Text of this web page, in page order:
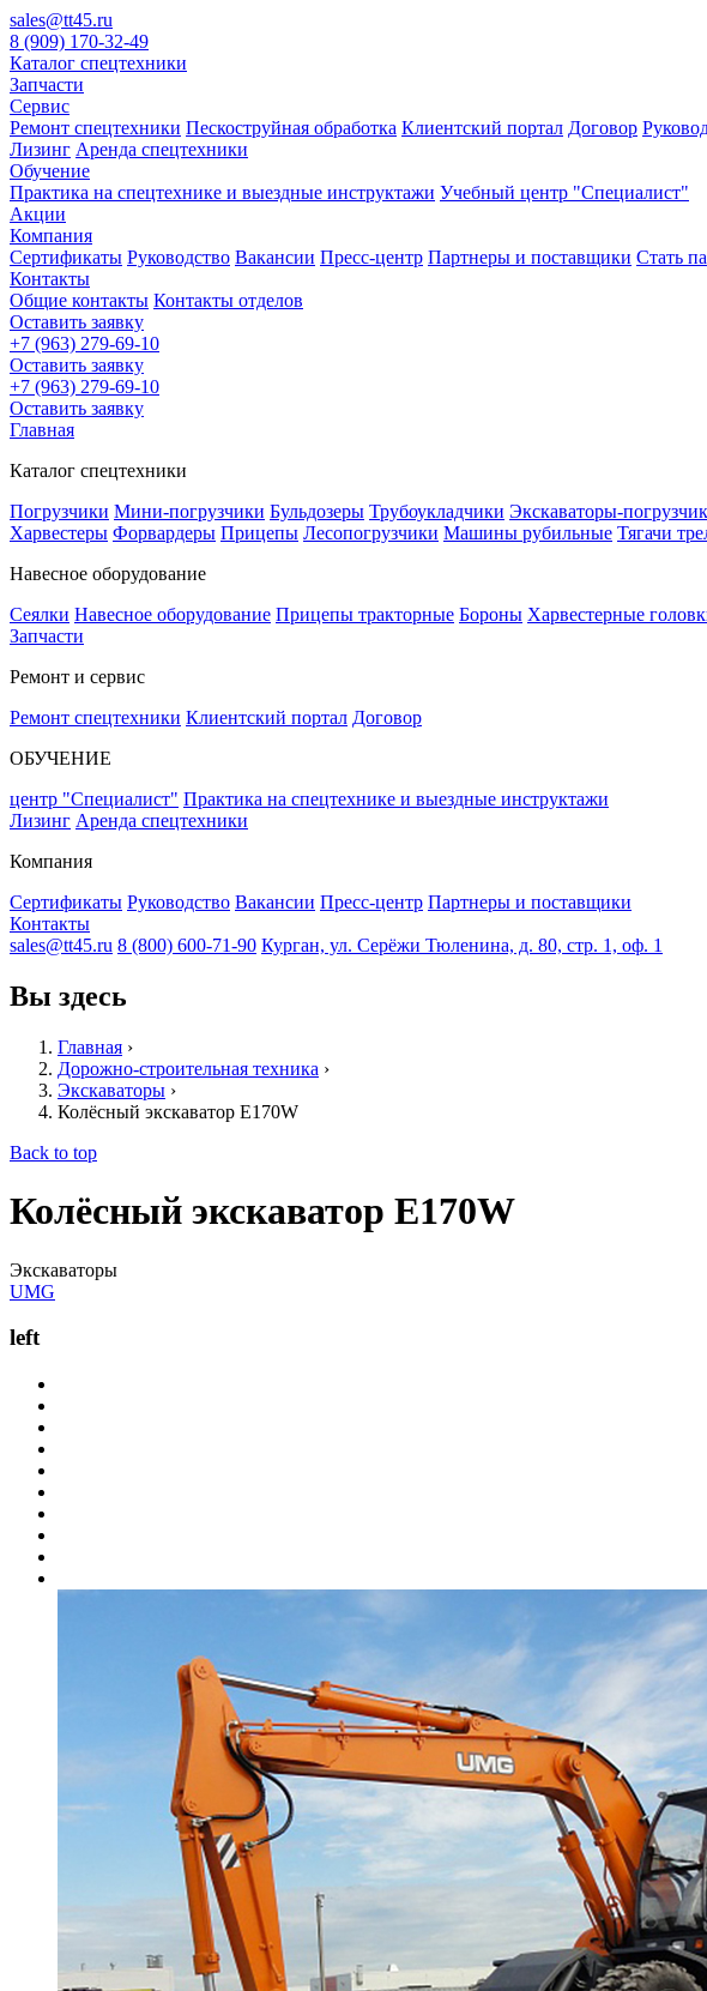
sales@tt45.ru
8 (909) 170-32-49
Каталог спецтехники
Запчасти
Сервис
Ремонт спецтехники Пескоструйная обработка Клиентский портал Договор
Лизинг Аренда спецтехники
Обучение
Практика на спецтехнике и выездные инструктажи Учебный центр "Специалист"
Акции
Компания
Сертификаты Руководство Вакансии Пресс-центр Партнеры и поставщики Стать
Контакты
Общие контакты Контакты отделов
Оставить заявку
+7 (963) 279-69-10
Оставить заявку
+7 (963) 279-69-10
Оставить заявку
Главная
Каталог спецтехники
Погрузчики Мини-погрузчики Бульдозеры Трубоукладчики Экскаваторы-
Харвестеры Форвардеры Прицепы Лесопогрузчики Машины рубильные Тягачи
Навесное оборудование
Сеялки Навесное оборудование Прицепы тракторные Бороны Харвестерные
Запчасти
Ремонт и сервис
Ремонт спецтехники Клиентский портал Договор
ОБУЧЕНИЕ
центр "Специалист" Практика на спецтехнике и выездные инструктажи
Лизинг Аренда спецтехники
Компания
Сертификаты Руководство Вакансии Пресс-центр Партнеры и поставщики
Контакты
sales@tt45.ru 8 (800) 600-71-90 Курган, ул. Серёжи Тюленина, д. 80, стр. 1, оф. 1
Вы здесь
Главная ›
Дорожно-строительная техника ›
Экскаваторы ›
Колёсный экскаватор E170W
Back to top
Колёсный экскаватор E170W
Экскаваторы
UMG
left